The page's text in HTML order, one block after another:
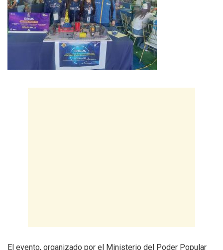
El evento, organizado por el Ministerio del Poder Popular